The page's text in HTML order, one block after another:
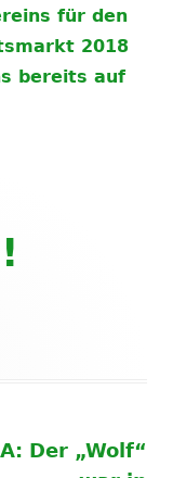
für den
2018
bereits auf
Der „Wolf“